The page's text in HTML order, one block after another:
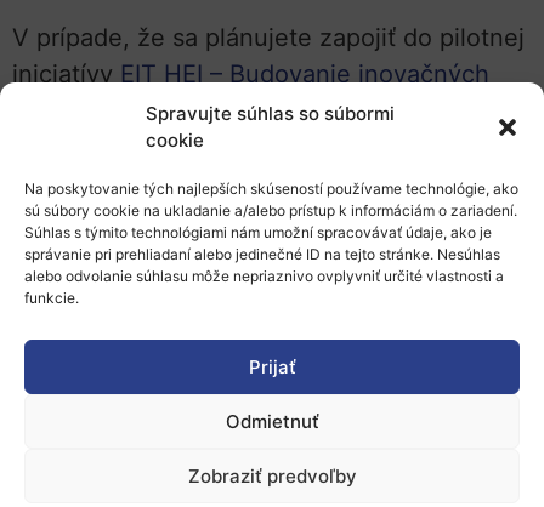
Spravujte súhlas so súbormi
cookie
Na poskytovanie tých najlepších skúseností používame technológie, ako
sú súbory cookie na ukladanie a/alebo prístup k informáciám o zariadení.
Súhlas s týmito technológiami nám umožní spracovávať údaje, ako je
správanie pri prehliadaní alebo jedinečné ID na tejto stránke. Nesúhlas
alebo odvolanie súhlasu môže nepriaznivo ovplyvniť určité vlastnosti a
funkcie.
Prijať
Odmietnuť
Zobraziť predvoľby
V prípade, že sa plánujete zapojiť do pilotnej
iniciatívy EIT HEI – Budovanie inovačných
kapacít vo vysokoškolskom vzdelávaní
získate na webinári HEInnovate dôležité
informácie o tomto nástroji, ktorý pri
predkladaní žiadosti musíte využiť pri tvorbe
svojho akčného plánu na zlepšenie
inovačných kapacít (Innovation Vision Action
povinnou súčasťou projektovej žiadosti.
Iniciatíva EIT HEI – Budovanie inovačných
stratégie EIT pre aktuálne programové